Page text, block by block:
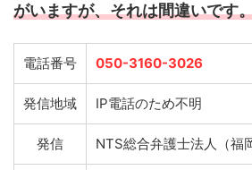
がいますが、それは間違いです
電話番号 050-3160-3026
発信地域 IP電話のため不明
発信 NTS総合弁護士法人（福